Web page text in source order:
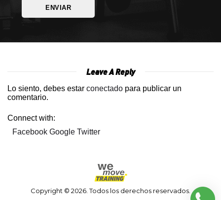
Leave A Reply
Lo siento, debes estar conectado para publicar un
comentario.
Connect with:
Facebook Google Twitter
Copyright © 2026. Todos los derechos reservados.